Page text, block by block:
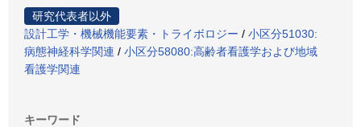
研究代表者以外
設計工学・機械機能要素・トライボロジー / 小区分51030:
病態神経科学関連 / 小区分58080:高齢者看護学および地域
看護学関連
キーワード